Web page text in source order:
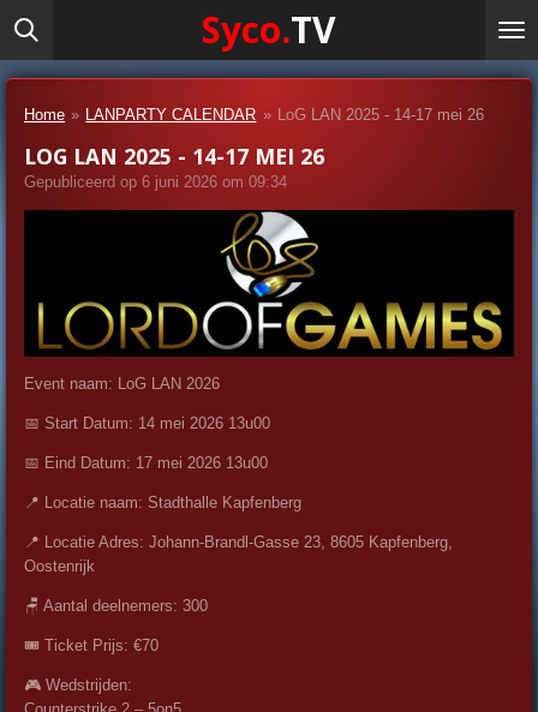
Ga
direct
naar
hoofdinhoud
Syco.TV
Home » LANPARTY CALENDAR » LoG LAN 2025 - 14-17 mei 26
LOG LAN 2025 - 14-17 MEI 26
Gepubliceerd op 6 juni 2026 om 09:34
Event naam: LoG LAN 2026
📅 Start Datum: 14 mei 2026 13u00
📅 Eind Datum: 17 mei 2026 13u00
📍 Locatie naam: Stadthalle Kapfenberg
📍 Locatie Adres: Johann-Brandl-Gasse 23, 8605 Kapfenberg,
Oostenrijk
🪑 Aantal deelnemers: 300
🎟️ Ticket Prijs: €70
🎮 Wedstrijden: